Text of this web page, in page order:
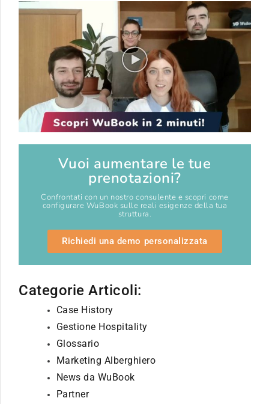
Vuoi aumentare le tue
prenotazioni?
Confrontati con un nostro consulente e scopri come
configurare WuBook sulle reali esigenze della tua
struttura.
Richiedi una demo personalizzata
Categorie Articoli:
Case History
Gestione Hospitality
Glossario
Marketing Alberghiero
News da WuBook
Partner